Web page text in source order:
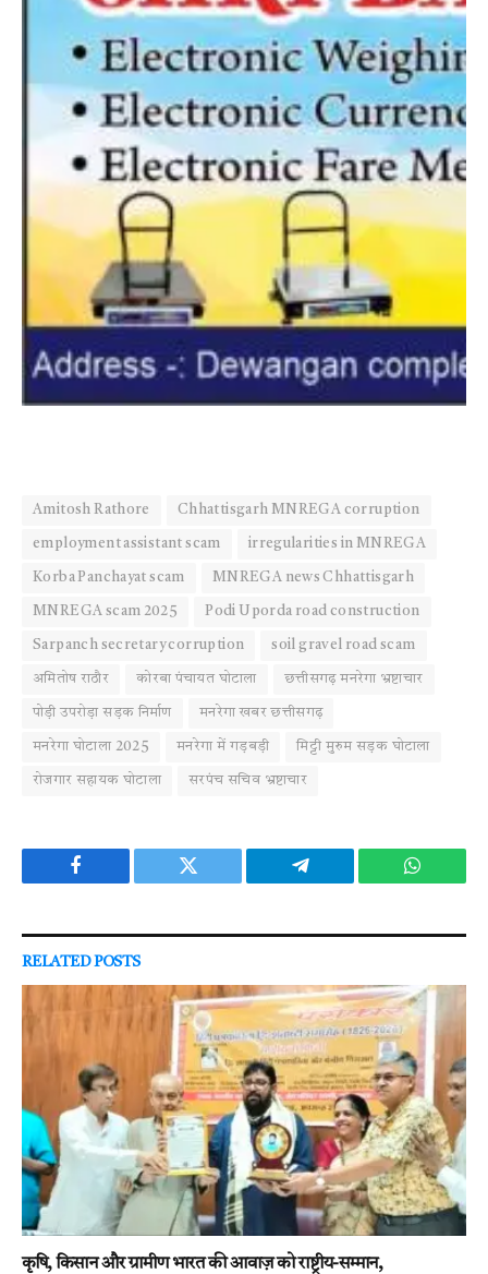
Amitosh Rathore Chhattisgarh MNREGA corruption
employment assistant scam irregularities in MNREGA
Korba Panchayat scam MNREGA news Chhattisgarh
MNREGA scam 2025 Podi Uporda road construction
Sarpanch secretary corruption soil gravel road scam
अमितोष राठौर कोरबा पंचायत घोटाला छत्तीसगढ़ मनरेगा भ्रष्टाचार
पोड़ी उपरोड़ा सड़क निर्माण मनरेगा खबर छत्तीसगढ़
मनरेगा घोटाला 2025 मनरेगा में गड़बड़ी मिट्टी मुरुम सड़क घोटाला
रोजगार सहायक घोटाला सरपंच सचिव भ्रष्टाचार
Facebook Twitter Telegram
RELATEDPOSTS
कृषि, किसान और ग्रामीण भारत की आवाज़ को राष्ट्रीय-सम्मान,